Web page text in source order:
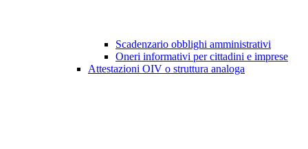
Scadenzario obblighi amministrativi
Oneri informativi per cittadini e imprese
Attestazioni OIV o struttura analoga